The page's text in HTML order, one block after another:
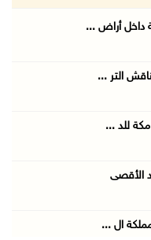
التر ...
مكة للد ...
ال ...